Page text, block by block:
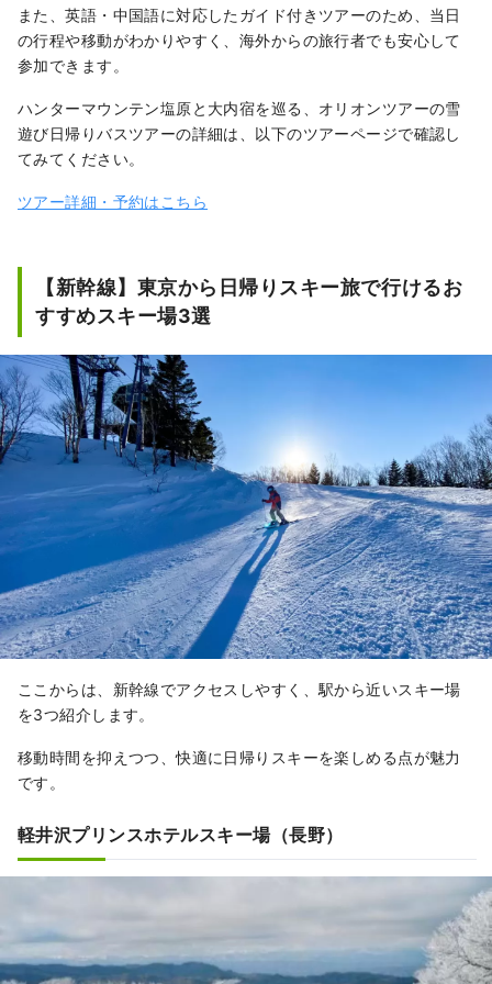
また、英語・中国語に対応したガイド付きツアーのため、当日
の行程や移動がわかりやすく、海外からの旅行者でも安心して
参加できます。
ハンターマウンテン塩原と大内宿を巡る、オリオンツアーの雪
遊び日帰りバスツアーの詳細は、以下のツアーページで確認し
てみてください。
ツアー詳細・予約はこちら
【新幹線】東京から日帰りスキー旅で行けるお
すすめスキー場3選
ここからは、新幹線でアクセスしやすく、駅から近いスキー場
を3つ紹介します。
移動時間を抑えつつ、快適に日帰りスキーを楽しめる点が魅力
です。
軽井沢プリンスホテルスキー場（長野）